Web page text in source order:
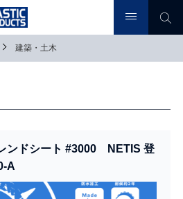
建築・土木
ンドシート #3000 NETIS 登
A